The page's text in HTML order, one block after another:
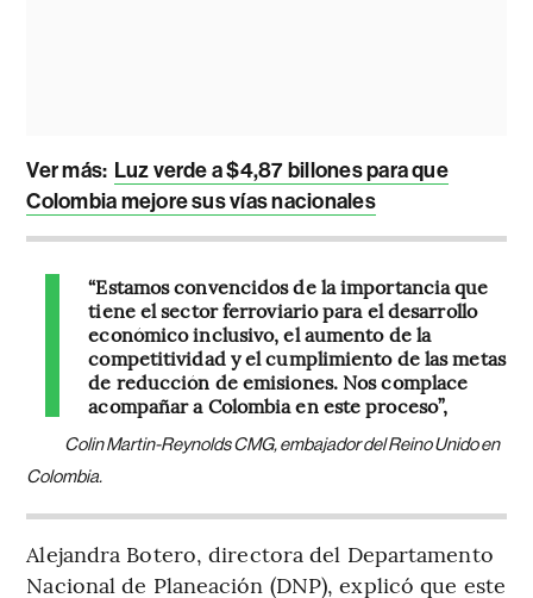
Ver más: Luz verde a $4,87 billones para que
Colombia mejore sus vías nacionales
“Estamos convencidos de la importancia que
tiene el sector ferroviario para el desarrollo
económico inclusivo, el aumento de la
competitividad y el cumplimiento de las metas
de reducción de emisiones. Nos complace
acompañar a Colombia en este proceso”,
Colin Martin-Reynolds CMG, embajador del Reino Unido en
Colombia.
Alejandra Botero, directora del Departamento
Nacional de Planeación (DNP), explicó que este